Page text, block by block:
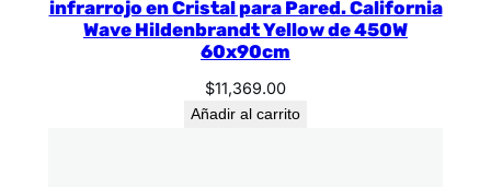
infrarrojo en Cristal para Pared. California
Wave Hildenbrandt Yellow de 450W
60x90cm
$11,369.00
Añadir al carrito